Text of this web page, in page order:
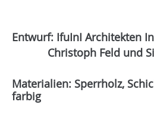
Entwurf: IfuInI Architekten
Christoph Feld und
Materialien: Sperrholz,
farbig